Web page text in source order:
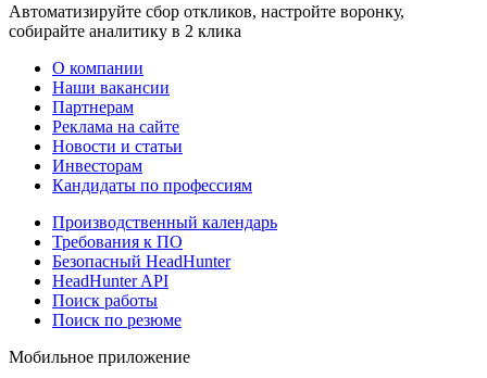
Автоматизируйте сбор откликов, настройте воронку,
собирайте аналитику в 2 клика
О компании
Наши вакансии
Партнерам
Реклама на сайте
Новости и статьи
Инвесторам
Кандидаты по профессиям
Производственный календарь
Требования к ПО
Безопасный HeadHunter
HeadHunter API
Поиск работы
Поиск по резюме
Мобильное приложение